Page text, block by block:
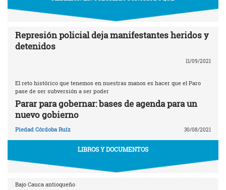
Represión policial deja manifestantes heridos y
detenidos
11/09/2021
El reto histórico que tenemos en nuestras manos es hacer que el Paro
pase de ser subversión a ser poder
Parar para gobernar: bases de agenda para un
nuevo gobierno
Piedad Córdoba Ruíz 30/08/2021
LIBROS Y DOCUMENTOS
Bajo Cauca antioqueño